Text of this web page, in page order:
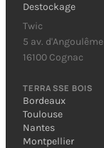
Destockage
Twic
5 av. d'Angoulême
16100 Cognac
TERRASSE BOIS
Bordeaux
Toulouse
Nantes
Montpellier